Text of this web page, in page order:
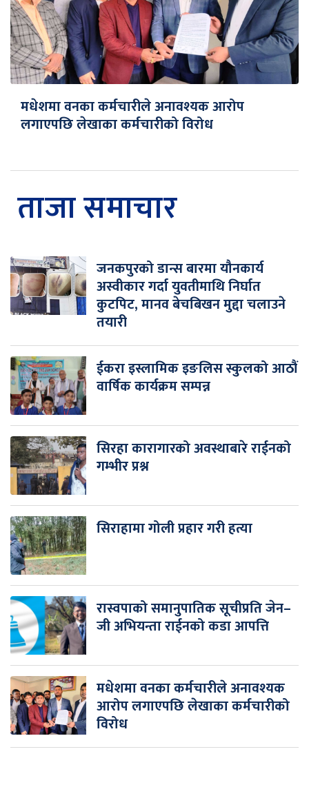
मधेशमा वनका कर्मचारीले अनावश्यक आरोप
लगाएपछि लेखाका कर्मचारीको विरोध
ताजा समाचार
जनकपुरको डान्स बारमा यौनकार्य
अस्वीकार गर्दा युवतीमाथि निर्घात
कुटपिट, मानव बेचबिखन मुद्दा चलाउने
तयारी
ईकरा इस्लामिक इङलिस स्कुलको आठौं
वार्षिक कार्यक्रम सम्पन्न
सिरहा कारागारको अवस्थाबारे राईनको
गम्भीर प्रश्न
सिराहामा गोली प्रहार गरी हत्या
रास्वपाको समानुपातिक सूचीप्रति जेन–
जी अभियन्ता राईनको कडा आपत्ति
मधेशमा वनका कर्मचारीले अनावश्यक
आरोप लगाएपछि लेखाका कर्मचारीको
विरोध